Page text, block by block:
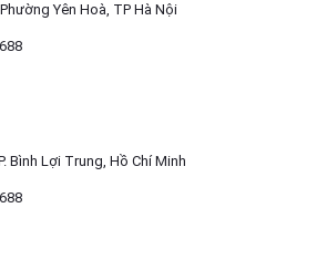
Yên Hoà, TP Hà Nội
Bình Lợi Trung, Hồ Chí Minh